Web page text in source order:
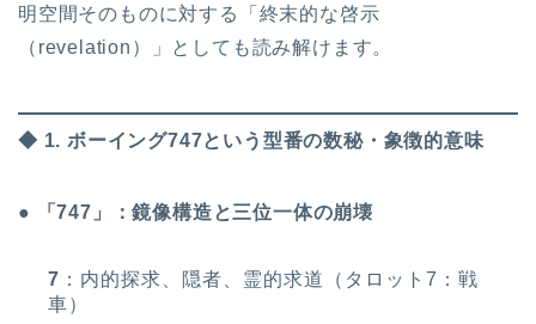
明空間そのものに対する「終末的な啓示
（revelation）」としても読み解けます。
◆ 1. ボーイング747という型番の数秘・象徴的意味
● 「747」：鏡像構造と三位一体の崩壊
7 ：内的探求、隠者、霊的求道（タロット7：戦
車）